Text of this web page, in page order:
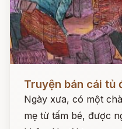
Truyện bán cái tủ
Ngày xưa, có một
mẹ từ tấm bé, được